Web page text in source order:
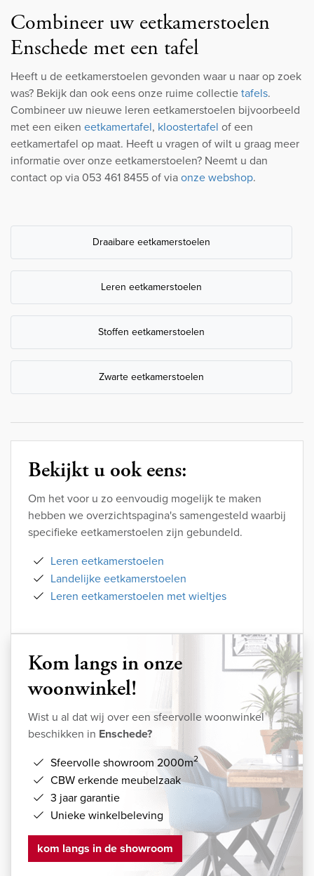
Combineer uw eetkamerstoelen
Enschede met een tafel
Heeft u de eetkamerstoelen gevonden waar u naar op zoek
was? Bekijk dan ook eens onze ruime collectietafels.
Combineer uw nieuwe leren eetkamerstoelen bijvoorbeeld
met een eiken eetkamertafel, kloostertafel of een
eetkamertafel op maat. Heeft u vragen of wilt u graag meer
informatie over onze eetkamerstoelen? Neemt u dan
contact op via 053 461 8455 of viaonze webshop.
Draaibare eetkamerstoelen
Leren eetkamerstoelen
Stoffen eetkamerstoelen
Zwarte eetkamerstoelen
Bekijkt u ook eens:
Om het voor u zo eenvoudig mogelijk te maken
hebben we overzichtspagina's samengesteld waarbij
specifieke eetkamerstoelen zijn gebundeld.
Leren eetkamerstoelen
Landelijke eetkamerstoelen
Leren eetkamerstoelen met wieltjes
Kom langs in onze
woonwinkel!
Wist u al dat wij over een sfeervolle woonwinkel
beschikken in Enschede?
Sfeervolle showroom 2000m2
CBW erkende meubelzaak
3 jaar garantie
Unieke winkelbeleving
kom langs in de showroom